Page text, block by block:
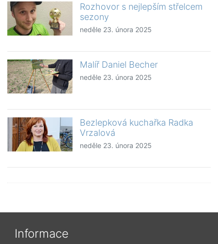
Rozhovor s nejlepším střelcem
sezony
neděle 23. února 2025
Malíř Daniel Becher
neděle 23. února 2025
Bezlepková kuchařka Radka
Vrzalová
neděle 23. února 2025
Informace